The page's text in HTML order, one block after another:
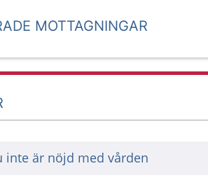
MOTTAGNINGAR
inte är nöjd med vården